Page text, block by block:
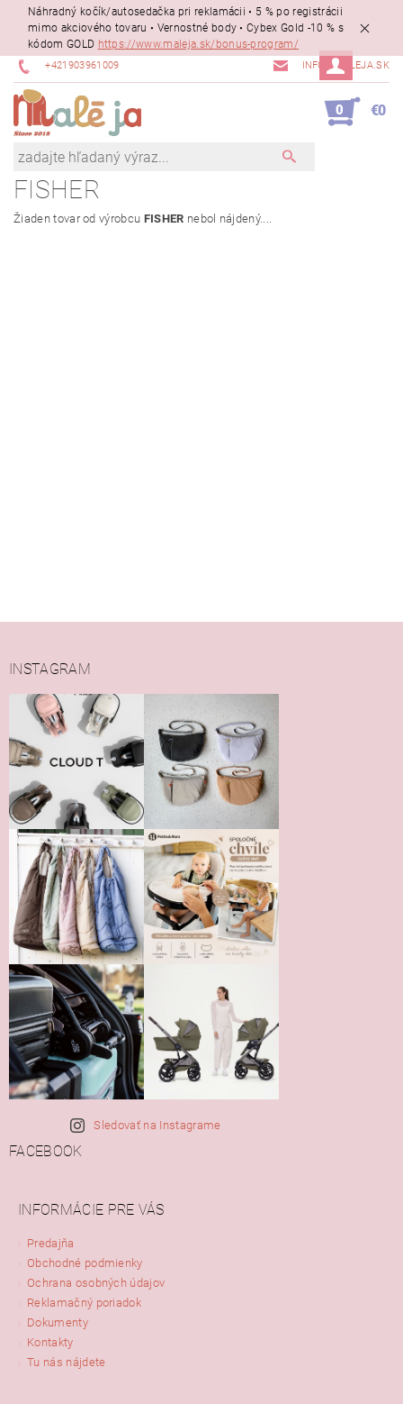
Náhradný kočík/autosedačka pri reklamácii • 5 % po registrácii
mimo akciového tovaru • Vernostné body • Cybex Gold -10 % s
kódom GOLD https://www.maleja.sk/bonus-program/
+421903961009 INFO@MALEJA.SK
0 €0
FISHER
Žiaden tovar od výrobcu FISHER nebol nájdený....
INSTAGRAM
Sledovať na Instagrame
FACEBOOK
INFORMÁCIE PRE VÁS
Predajňa
Obchodné podmienky
Ochrana osobných údajov
Reklamačný poriadok
Dokumenty
Kontakty
Tu nás nájdete